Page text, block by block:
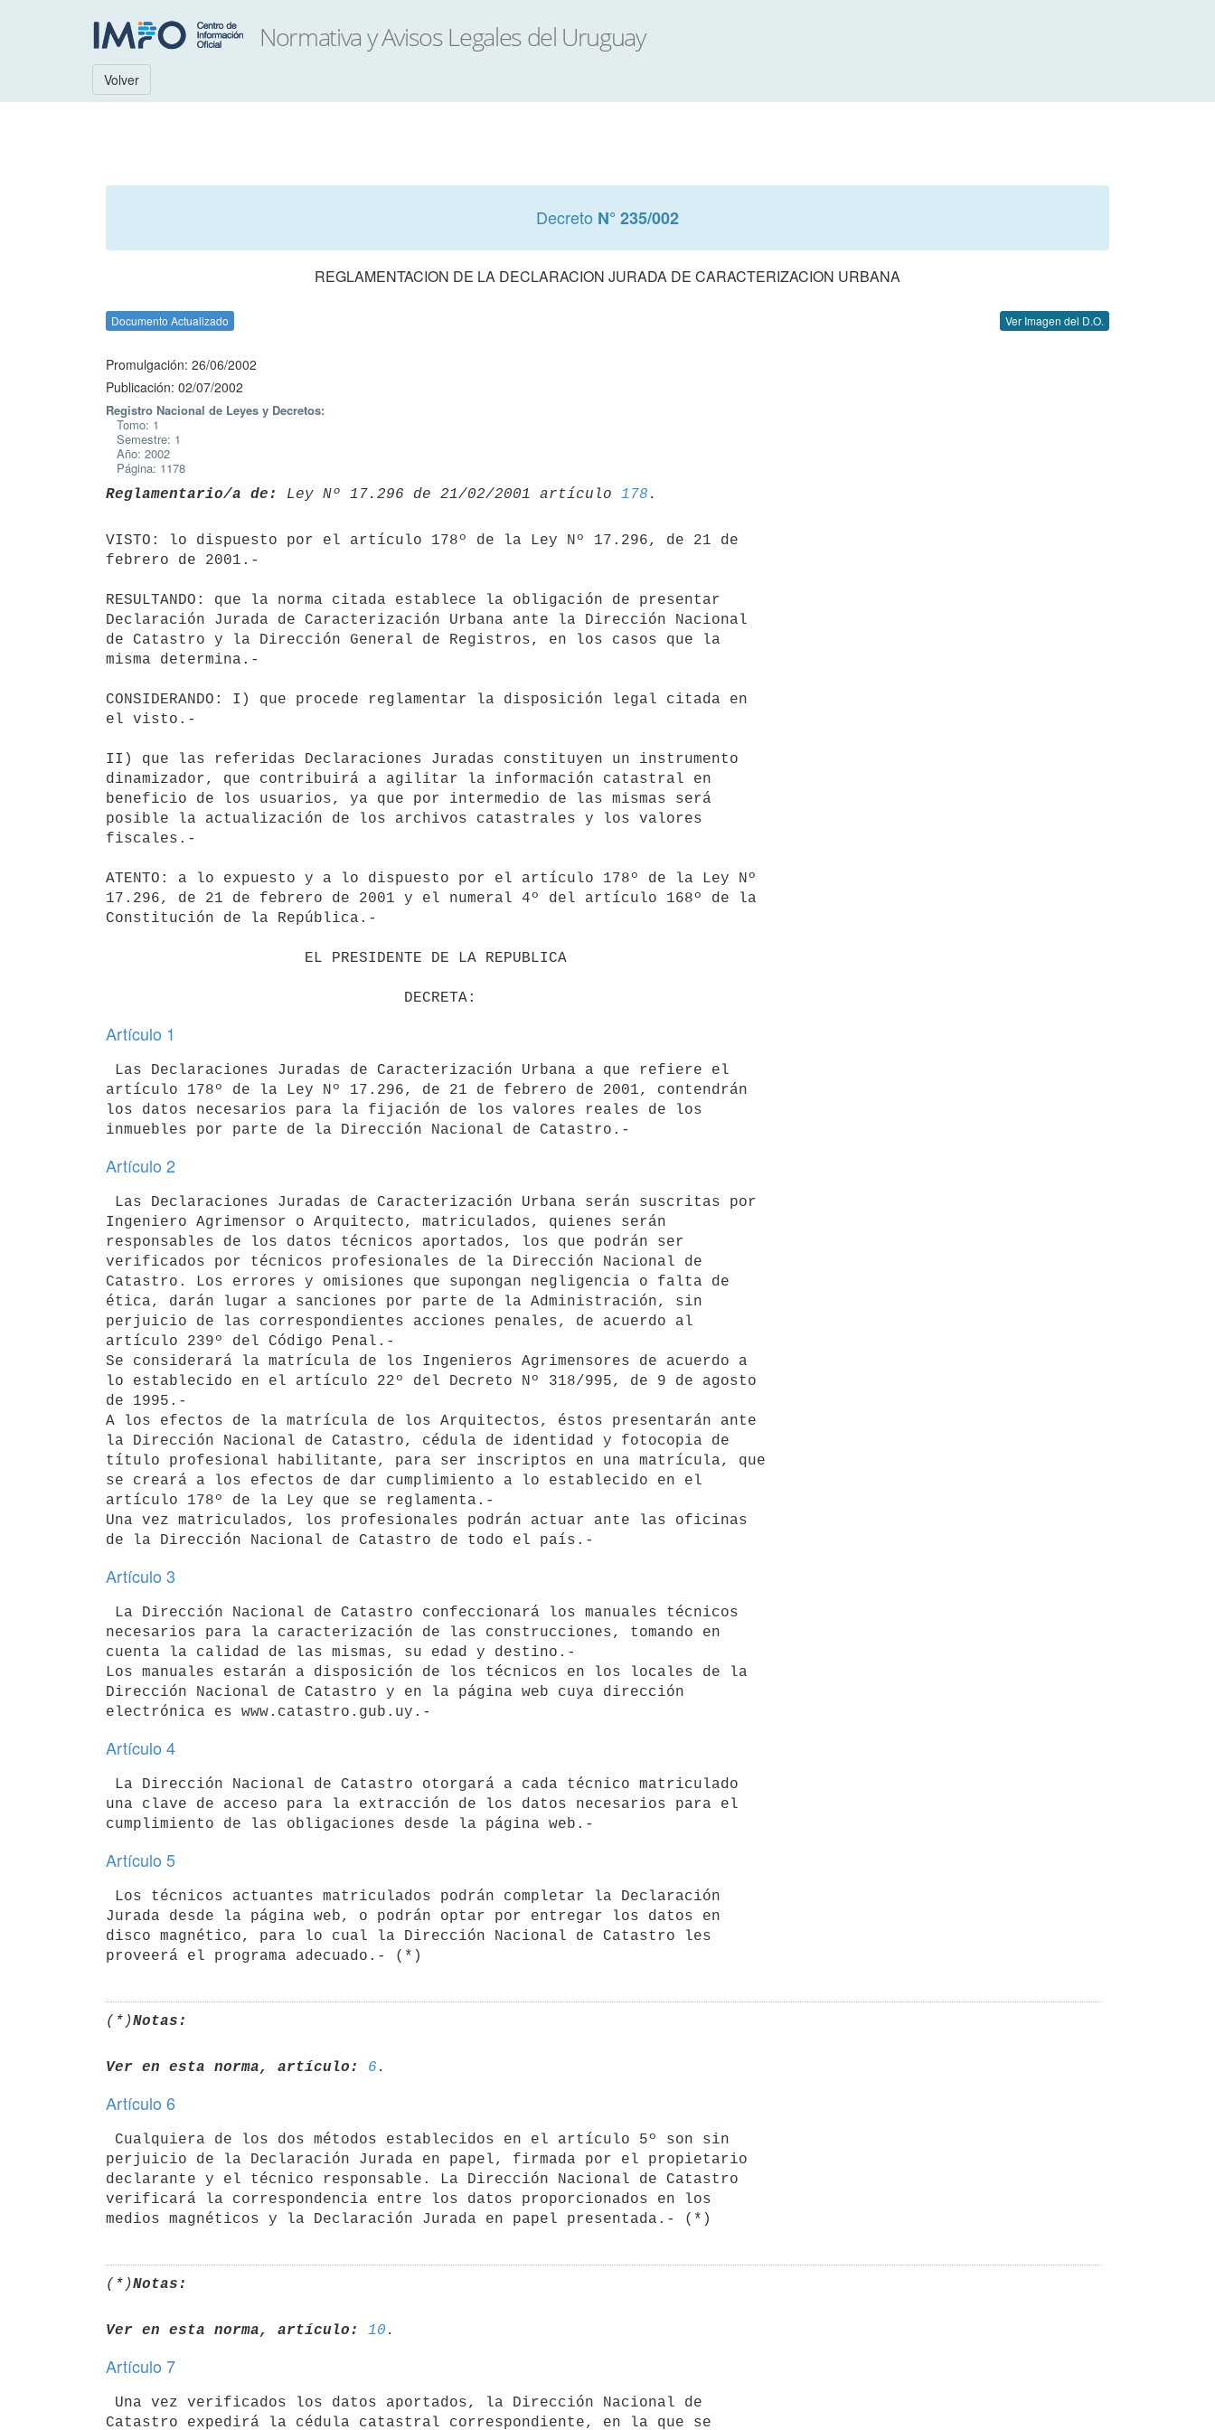
Volver
Decreto N° 235/002
REGLAMENTACION DE LA DECLARACION JURADA DE CARACTERIZACION URBANA
Documento Actualizado Ver Imagen del D.O.
Promulgación: 26/06/2002
Publicación: 02/07/2002
Registro Nacional de Leyes y Decretos:
Tomo: 1
Semestre: 1
Año: 2002
Página: 1178
Reglamentario/a de: Ley Nº 17.296 de 21/02/2001 artículo 178
VISTO: lo dispuesto por el artículo 178º de la Ley Nº 17.296, de 21 de
febrero de 2001.-
RESULTANDO: que la norma citada establece la obligación de presentar
Declaración Jurada de Caracterización Urbana ante la Dirección Nacional
de Catastro y la Dirección General de Registros, en los casos que la
misma determina.-
CONSIDERANDO: I) que procede reglamentar la disposición legal citada en
el visto.-
II) que las referidas Declaraciones Juradas constituyen un instrumento
dinamizador, que contribuirá a agilitar la información catastral en
beneficio de los usuarios, ya que por intermedio de las mismas será
posible la actualización de los archivos catastrales y los valores
fiscales.-
ATENTO: a lo expuesto y a lo dispuesto por el artículo 178º de la Ley Nº
17.296, de 21 de febrero de 2001 y el numeral 4º del artículo 168º de la
Constitución de la República.-
Artículo 1
artículo 178º de la Ley Nº 17.296, de 21 de febrero de 2001, contendrán
los datos necesarios para la fijación de los valores reales de los
Artículo 2
Ingeniero Agrimensor o Arquitecto, matriculados, quienes serán
responsables de los datos técnicos aportados, los que podrán ser
verificados por técnicos profesionales de la Dirección Nacional de
Catastro. Los errores y omisiones que supongan negligencia o falta de
ética, darán lugar a sanciones por parte de la Administración, sin
perjuicio de las correspondientes acciones penales, de acuerdo al
artículo 239º del Código Penal.-
Se considerará la matrícula de los Ingenieros Agrimensores de acuerdo a
lo establecido en el artículo 22º del Decreto Nº 318/995, de 9 de agosto
de 1995.-
A los efectos de la matrícula de los Arquitectos, éstos presentarán ante
la Dirección Nacional de Catastro, cédula de identidad y fotocopia de
título profesional habilitante, para ser inscriptos en una matrícula, que
se creará a los efectos de dar cumplimiento a lo establecido en el
artículo 178º de la Ley que se reglamenta.-
Una vez matriculados, los profesionales podrán actuar ante las oficinas
Artículo 3
necesarios para la caracterización de las construcciones, tomando en
cuenta la calidad de las mismas, su edad y destino.-
Los manuales estarán a disposición de los técnicos en los locales de la
Dirección Nacional de Catastro y en la página web cuya dirección
Artículo 4
una clave de acceso para la extracción de los datos necesarios para el
Artículo 5
Jurada desde la página web, o podrán optar por entregar los datos en
disco magnético, para lo cual la Dirección Nacional de Catastro les
(*)Notas:
Ver en esta norma, artículo: 6
Artículo 6
perjuicio de la Declaración Jurada en papel, firmada por el propietario
declarante y el técnico responsable. La Dirección Nacional de Catastro
verificará la correspondencia entre los datos proporcionados en los
(*)Notas:
Ver en esta norma, artículo: 10
Artículo 7
Catastro expedirá la cédula catastral correspondiente, en la que se